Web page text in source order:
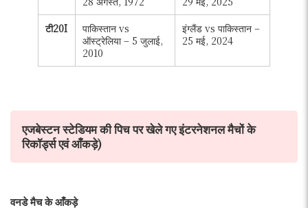
टी20I
पाकिस्तान vs
ऑस्ट्रेलिया – 5 जुलाई,
2010
इंग्लैंड vs पाकिस्तान –
25 मई, 2024
एजबेस्टन स्टेडियम की पिच पर खेले गए इंटरनेशनल मैचों के
रिकॉर्ड्स एवं आँकड़े)
वनडे मैच के आँकड़े